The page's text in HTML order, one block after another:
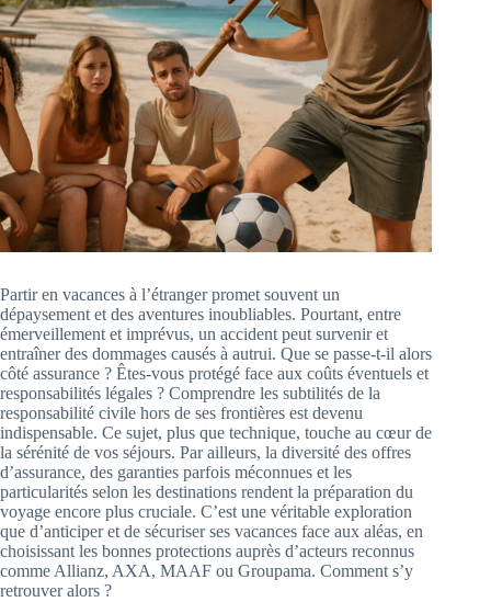
Partir en vacances à l’étranger promet souvent un
dépaysement et des aventures inoubliables. Pourtant, entre
émerveillement et imprévus, un accident peut survenir et
entraîner des dommages causés à autrui. Que se passe-t-il alors
côté assurance ? Êtes-vous protégé face aux coûts éventuels et
responsabilités légales ? Comprendre les subtilités de la
responsabilité civile hors de ses frontières est devenu
indispensable. Ce sujet, plus que technique, touche au cœur de
la sérénité de vos séjours. Par ailleurs, la diversité des offres
d’assurance, des garanties parfois méconnues et les
particularités selon les destinations rendent la préparation du
voyage encore plus cruciale. C’est une véritable exploration
que d’anticiper et de sécuriser ses vacances face aux aléas, en
choisissant les bonnes protections auprès d’acteurs reconnus
comme Allianz, AXA, MAAF ou Groupama. Comment s’y
retrouver alors ?